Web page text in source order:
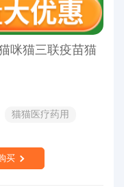
咪猫三联疫苗猫
猫猫医疗药用
买